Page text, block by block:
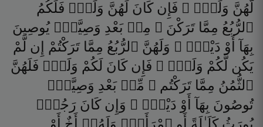
لَّهُنَّ وَلَدٌۭ ۚ فَإِن كَانَ لَهُنَّ وَلَدٌۭ فَلَكُمُ
ٱلرُّبُعُ مِمَّا تَرَكْنَ ۚ مِنۢ بَعْدِ وَصِيَّةٍۢ يُوصِينَ
بِهَآ
أَوْ دَيْنٍۢ ۚ وَلَهُنَّ ٱلرُّبُعُ مِمَّا تَرَكْتُمْ إِن لَّمْ
يَكُن لَّكُمْ وَلَدٌۭ ۚ فَإِن كَانَ لَكُمْ وَلَدٌۭ فَلَهُنَّ
ٱلثُّمُنُ مِمَّا تَرَكْتُم ۚ مِّنۢ بَعْدِ وَصِيَّةٍۢ
تُوصُونَ بِهَآ أَوْ دَيْنٍۢ ۗ وَإِن كَانَ رَجُلٌۭ